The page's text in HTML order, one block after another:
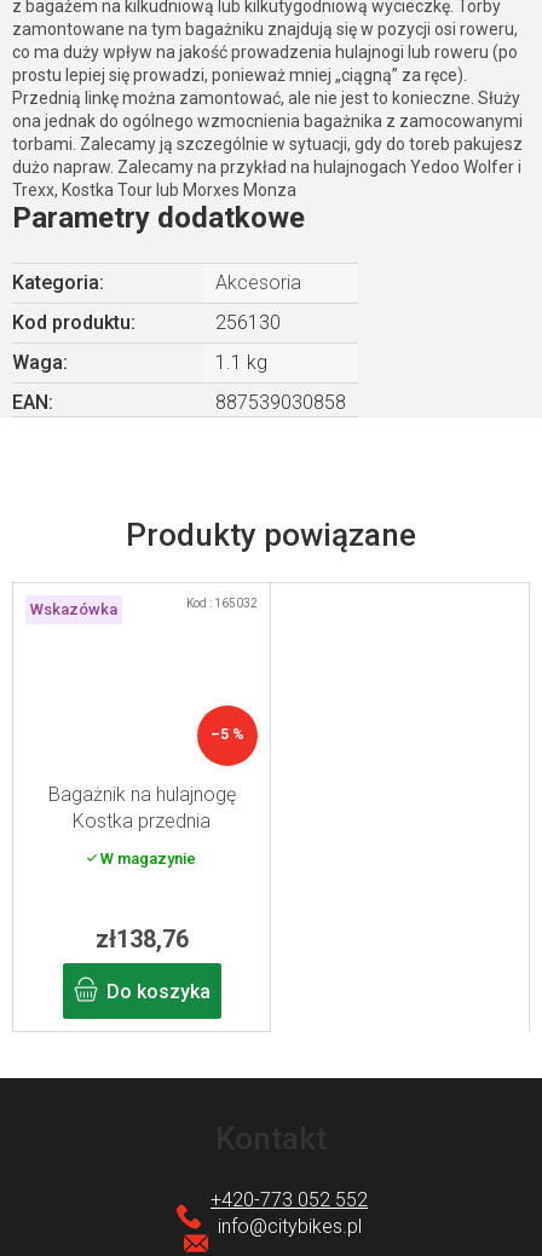
Produkty powiązane
Wskazówka
–5 %
Bagażnik na hulajnogę
Kostka przednia
W magazynie
zł138,76
Do koszyka
Kod : 165032
z bagażem na kilkudniową lub kilkutygodniową wycieczkę. Torby
zamontowane na tym bagażniku znajdują się w pozycji osi roweru,
co ma duży wpływ na jakość prowadzenia hulajnogi lub roweru (po
prostu lepiej się prowadzi, ponieważ mniej „ciągną” za ręce).
Przednią linkę można zamontować, ale nie jest to konieczne. Służy
ona jednak do ogólnego wzmocnienia bagażnika z zamocowanymi
torbami. Zalecamy ją szczególnie w sytuacji, gdy do toreb pakujesz
dużo napraw. Zalecamy na przykład na hulajnogach Yedoo Wolfer i
Trexx, Kostka Tour lub Morxes Monza
Parametry dodatkowe
Kategoria:
Akcesoria
Kod produktu:
256130
Waga:
1.1 kg
EAN: 887539030858
info@citybikes.pl
+420-773 052 552